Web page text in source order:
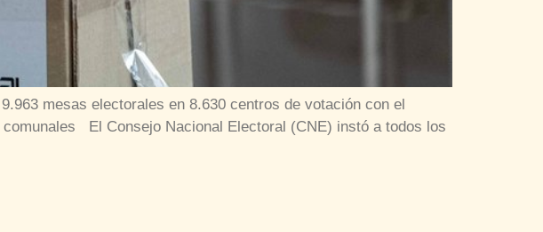
mesas electorales en 8.630 centros de votación con el
El Consejo Nacional Electoral (CNE) instó a todos los